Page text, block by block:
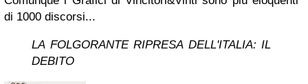
di 1000 discorsi...
LA FOLGORANTE RIPRESA DELL'ITALIA: IL
DEBITO